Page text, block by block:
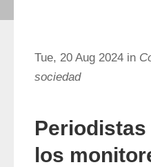
Tue, 20 Aug 2024 in
sociedad
los